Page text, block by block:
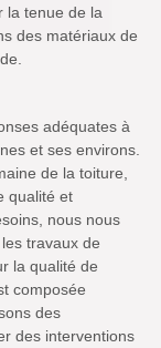
la tenue de la
des matériaux de
adéquates à
et ses environs.
de la toiture,
qualité et
nous nous
travaux de
la qualité de
composée
des
des interventions